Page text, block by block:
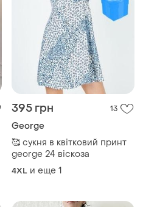
395 грн 13
George
🥰 сукня в квітковий принт
george 24 віскоза
4XL и еще 1